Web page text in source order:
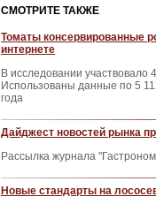
CМОТРИТЕ ТАКЖЕ
Томаты консервированные
интернете
В исследовании участвовало
Использованы данные по 5
года
Дайджест новостей рынка
Рассылка журнала
Новые стандарты на